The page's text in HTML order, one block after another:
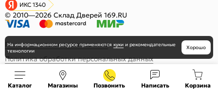
ИКС 1340
© 2010—2026 Склад Дверей 169.RU
Пользовательское соглашение
Политика обработки персональных данных
Карта сайта
Каталог Магазины Позвонить Написать Корзина
На информационном ресурсеприменяются куки и рекомендательные
технологии
Хорошо